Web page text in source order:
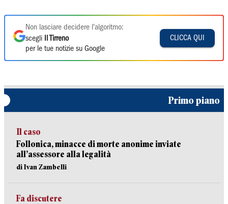
Non lasciare decidere l'algoritmo:
scegli
Il Tirreno
per le tue notizie su Google
CLICCA QUI
Primo piano
Il caso
Follonica, minacce di morte anonime inviate
all’assessore alla legalità
di Ivan Zambelli
Fa discutere